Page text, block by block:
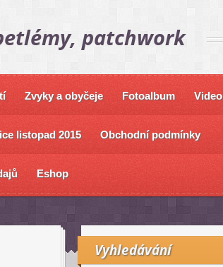
patchwork
Zvyky a obyčeje Fotoalbum Video
listopad 2015 Obchodní podmínky
Eshop
Vyhledávání